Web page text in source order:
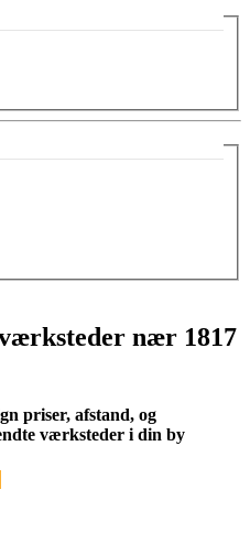
nær 1817
priser, afstand, og
værksteder i din by